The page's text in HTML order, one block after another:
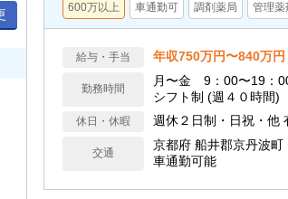
600万以上 車通勤可 調剤薬局 管理薬
給与・手当 年収750万円〜840万円
勤務時間
月〜金 9：00〜19：
シフト制 (週４０時間)
休日・休暇 週休２日制・日祝・他
交通
京都府 船井郡京丹波町
車通勤可能